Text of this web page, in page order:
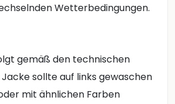
Wetterbedingungen.
gemäß den technischen
sollte auf links gewaschen
mit ähnlichen Farben